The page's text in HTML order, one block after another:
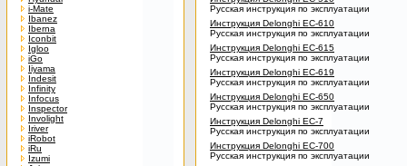
i-Mate
Ibanez
Iberna
Iconbit
Igloo
iGo
Iiyama
Indesit
Infinity
Infocus
Inspector
Involight
Iriver
iRobot
iRu
Izumi
Русская инструкция по эксплуатации
Инструкция Delonghi EC-610
Русская инструкция по эксплуатации
Инструкция Delonghi EC-615
Русская инструкция по эксплуатации
Инструкция Delonghi EC-619
Русская инструкция по эксплуатации
Инструкция Delonghi EC-650
Русская инструкция по эксплуатации
Инструкция Delonghi EC-7
Русская инструкция по эксплуатации
Инструкция Delonghi EC-700
Русская инструкция по эксплуатации